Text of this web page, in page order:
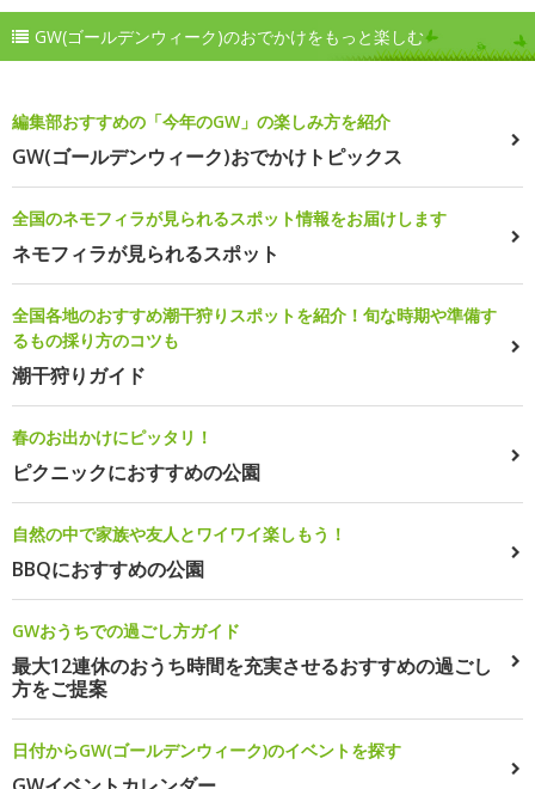
GW(ゴールデンウィーク)のおでかけをもっと楽しむ
編集部おすすめの「今年のGW」の楽しみ方を紹介
GW(ゴールデンウィーク)おでかけトピックス
全国のネモフィラが見られるスポット情報をお届けします
ネモフィラが見られるスポット
全国各地のおすすめ潮干狩りスポットを紹介！旬な時期や準備す
るもの採り方のコツも
潮干狩りガイド
春のお出かけにピッタリ！
ピクニックにおすすめの公園
自然の中で家族や友人とワイワイ楽しもう！
BBQにおすすめの公園
GWおうちでの過ごし方ガイド
最大12連休のおうち時間を充実させるおすすめの過ごし
方をご提案
日付からGW(ゴールデンウィーク)のイベントを探す